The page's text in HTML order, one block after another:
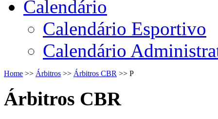
Calendário
Calendário Esportivo
Calendário
Home >> Árbitros >> Árbitros CBR >> P
Árbitros CBR